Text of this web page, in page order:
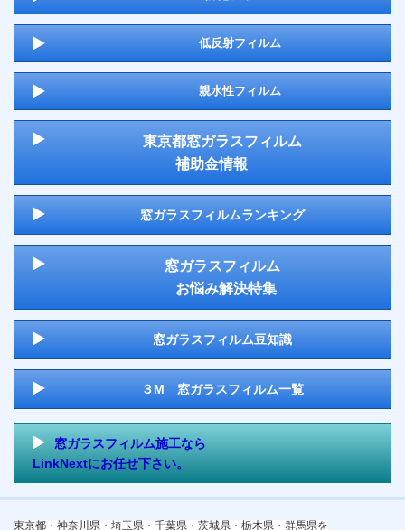
低反射フィルム
親水性フィルム
東京都窓ガラスフィルム
補助金情報
窓ガラスフィルムランキング
窓ガラスフィルム
お悩み解決特集
窓ガラスフィルム豆知識
３M 窓ガラスフィルム一覧
窓ガラスフィルム施工なら
LinkNextにお任せ下さい。
東京都・神奈川県・埼玉県・千葉県・茨城県・栃木県・群馬県を